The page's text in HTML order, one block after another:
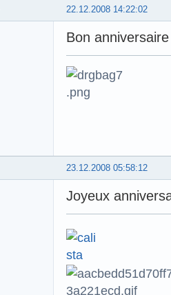
22.12.2008 14:22:02
Bon
23.12.2008 05:58:12
Joyeux